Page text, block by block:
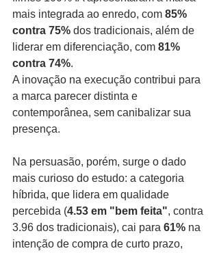
mais integrada ao enredo, com 85%
contra 75% dos tradicionais, além de
liderar em diferenciação, com 81%
contra 74%.
A inovação na execução contribui para
a marca parecer distinta e
contemporânea, sem canibalizar sua
presença.
Na persuasão, porém, surge o dado
mais curioso do estudo: a categoria
híbrida, que lidera em qualidade
percebida (4.53 em "bem feita", contra
3.96 dos tradicionais), cai para 61% na
intenção de compra de curto prazo,